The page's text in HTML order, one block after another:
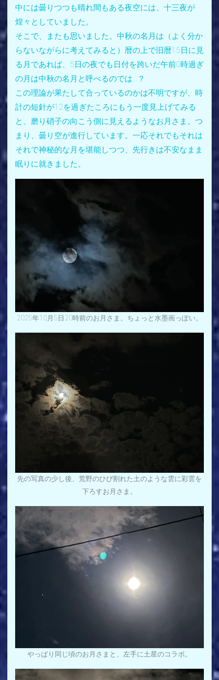
中には曇りつつも晴れ間もある夜空には、十三夜が
煌々としていました。
そこで、またも思いました。中秋の名月は（よく分か
らないながらに考えてみると）暦の上で旧暦15日に見
る月であれば、5日の夜でも日付を跨いだ午前0時過ぎ
の月は中秋の名月と呼べるのでは…？
この理論が果たして合っているのかは不明ですが、時
計の短針が12を過ぎたころにもう一度見上げてみる
と、磨り硝子の向こう側に見えるようなお月さま。つ
まり、曇り空が進行しています。一応それでもそれは
それで神秘的な月を堪能しつつ、先行きは不安なまま
眠りに就きました。
2025年10月5日20時前のお月さま。ちょっと水墨画っぽい。
先の写真の少し後、荒野のひび割れた土のような雲に彩雲を
下ろすお月さま。
やっぱり同じ頃のお月さまと、左手に土星のコラボ。